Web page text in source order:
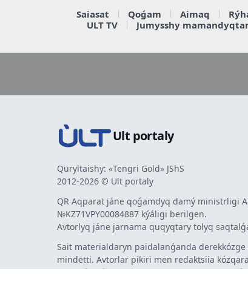
Saiasat Qoǵam Aimaq
ULT TV
Jumysshy
Ult portaly
Quryltaishy: «Tengri Gold» JShS
2012-2026 © Ult portaly
QR Aqparat jáne qoǵamdyq damý ministrligi
№KZ71VPY00084887 kýáligi berilgen.
Avtorlyq jáne jarnama quqyqtary tolyq
Sait materialdaryn paidalanǵanda
mindetti. Avtorlar pikiri men redaktsiia
bermeýi múmkin. Jarnama men